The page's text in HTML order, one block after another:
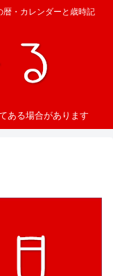
・カレンダーと歳時記
ある場合があります